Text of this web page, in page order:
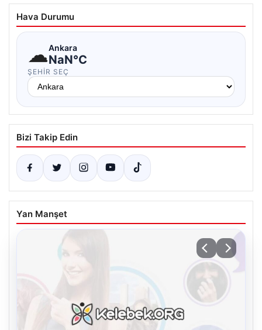
Hava Durumu
☁Ankara
NaN°C
ŞEHIR SEÇ
Bizi Takip Edin
Yan Manşet